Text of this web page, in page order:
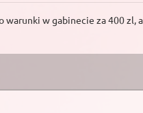
w gabinecie za 400 zl,